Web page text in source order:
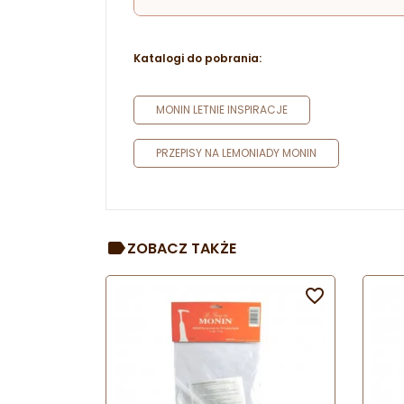
Katalogi do pobrania:
MONIN LETNIE INSPIRACJE
PRZEPISY NA LEMONIADY MONIN
ZOBACZ TAKŻE
